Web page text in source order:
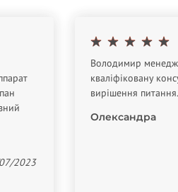
2023
Володимир
кваліфіковану
вирішення питання.
Олександра